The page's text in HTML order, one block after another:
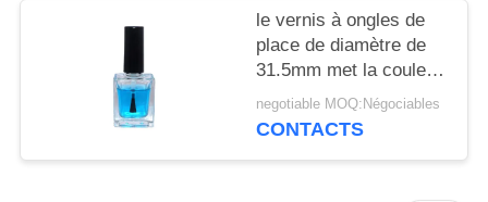
le vernis à ongles de
place de diamètre de
31.5mm met la couleur
en bouteille adaptée
aux besoins du client
negotiable MOQ:Négociables
CONTACTS